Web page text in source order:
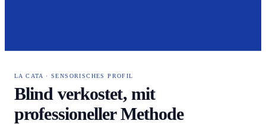
LA CATA · SENSORISCHES PROFIL
Blind verkostet, mit
professioneller Methode